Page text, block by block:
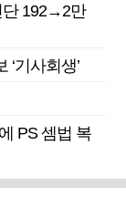
단 192→2만
기사회생’
PS 셈법 복